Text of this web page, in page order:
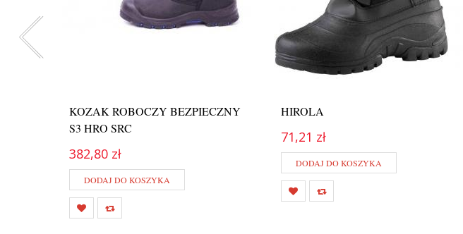
KOZAK ROBOCZY BEZPIECZNY
S3 HRO SRC
382,80 zł
DODAJ DO KOSZYKA
HIROLA
71,21 zł
DODAJ DO KOSZYKA